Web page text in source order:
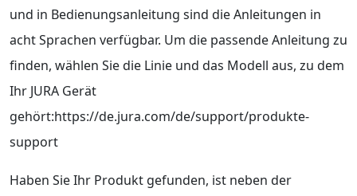
und in Bedienungsanleitung sind die Anleitungen in
acht Sprachen verfügbar. Um die passende Anleitung zu
finden, wählen Sie die Linie und das Modell aus, zu dem
Ihr JURA Gerät
gehört:https://de.jura.com/de/support/produkte-
support
Haben Sie Ihr Produkt gefunden, ist neben der